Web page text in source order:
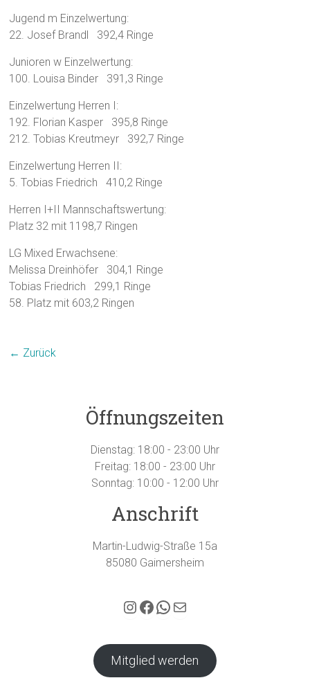
Jugend m Einzelwertung:
22. Josef Brandl 392,4 Ringe
Junioren w Einzelwertung:
100. Louisa Binder 391,3 Ringe
Einzelwertung Herren I:
192. Florian Kasper 395,8 Ringe
212. Tobias Kreutmeyr 392,7 Ringe
Einzelwertung Herren II:
5. Tobias Friedrich 410,2 Ringe
Herren I+II Mannschaftswertung:
Platz 32 mit 1198,7 Ringen
LG Mixed Erwachsene:
Melissa Dreinhöfer 304,1 Ringe
Tobias Friedrich 299,1 Ringe
58. Platz mit 603,2 Ringen
← Zurück
Öffnungszeiten
Dienstag: 18:00 - 23:00 Uhr
Freitag: 18:00 - 23:00 Uhr
Sonntag: 10:00 - 12:00 Uhr
Anschrift
Martin-Ludwig-Straße 15a
85080 Gaimersheim
Hubertus Gaimersheim auf Instagram
Facebook
WhatsApp
E-Mail
Mitglied werden